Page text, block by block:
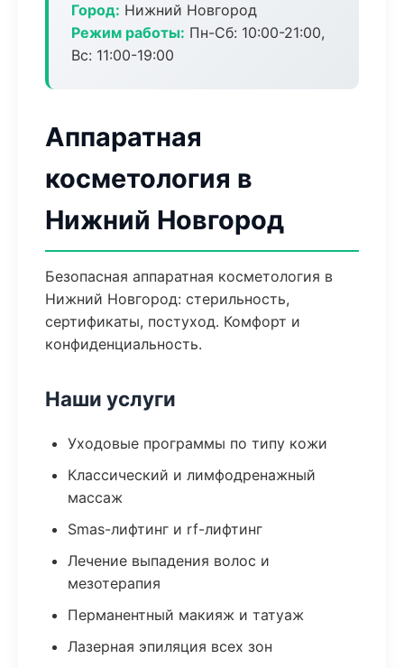
Город: Нижний Новгород
Режим работы: Пн-Сб: 10:00-21:00,
Вс: 11:00-19:00
Аппаратная
косметология в
Нижний Новгород
Безопасная аппаратная косметология в
Нижний Новгород: стерильность,
сертификаты, постуход. Комфорт и
конфиденциальность.
Наши услуги
Уходовые программы по типу кожи
Классический и лимфодренажный
массаж
Smas-лифтинг и rf-лифтинг
Лечение выпадения волос и
мезотерапия
Перманентный макияж и татуаж
Лазерная эпиляция всех зон